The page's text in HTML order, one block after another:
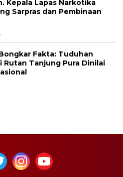
Kepala Lapas Narkotika
Sarpras dan Pembinaan
Fakta: Tuduhan
Rutan Tanjung Pura Dinilai